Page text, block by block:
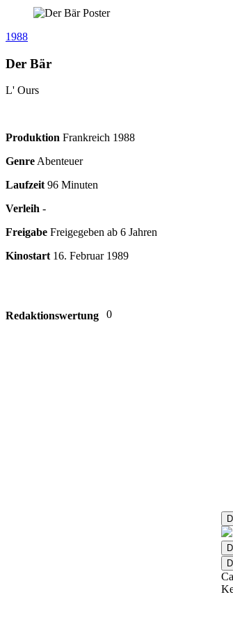
1988
Der Bär
L' Ours
Produktion Frankreich 1988
GenreAbenteuer
Laufzeit96 Minuten
Verleih -
Freigabe Freigegeben ab 6 Jahren
Kinostart 16. Februar 1989
Redaktionswertung 0